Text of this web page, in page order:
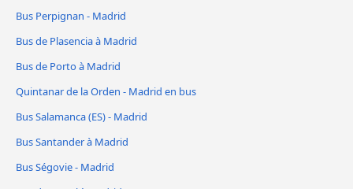
Bus Perpignan - Madrid
Bus de Plasencia à Madrid
Bus de Porto à Madrid
Quintanar de la Orden - Madrid en bus
Bus Salamanca (ES) - Madrid
Bus Santander à Madrid
Bus Ségovie - Madrid